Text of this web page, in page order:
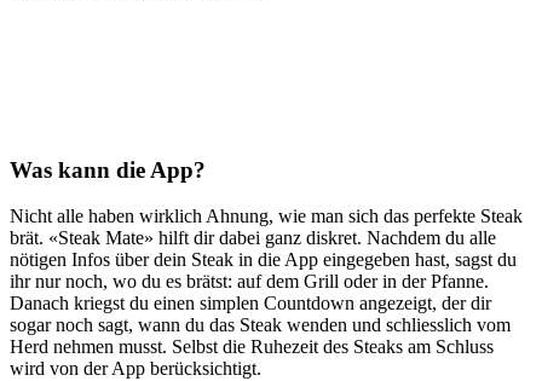
Was kann die App?
Nicht alle haben wirklich Ahnung, wie man sich das perfekte Steak
brät. «Steak Mate» hilft dir dabei ganz diskret. Nachdem du alle
nötigen Infos über dein Steak in die App eingegeben hast, sagst du
ihr nur noch, wo du es brätst: auf dem Grill oder in der Pfanne.
Danach kriegst du einen simplen Countdown angezeigt, der dir
sogar noch sagt, wann du das Steak wenden und schliesslich vom
Herd nehmen musst. Selbst die Ruhezeit des Steaks am Schluss
wird von der App berücksichtigt.